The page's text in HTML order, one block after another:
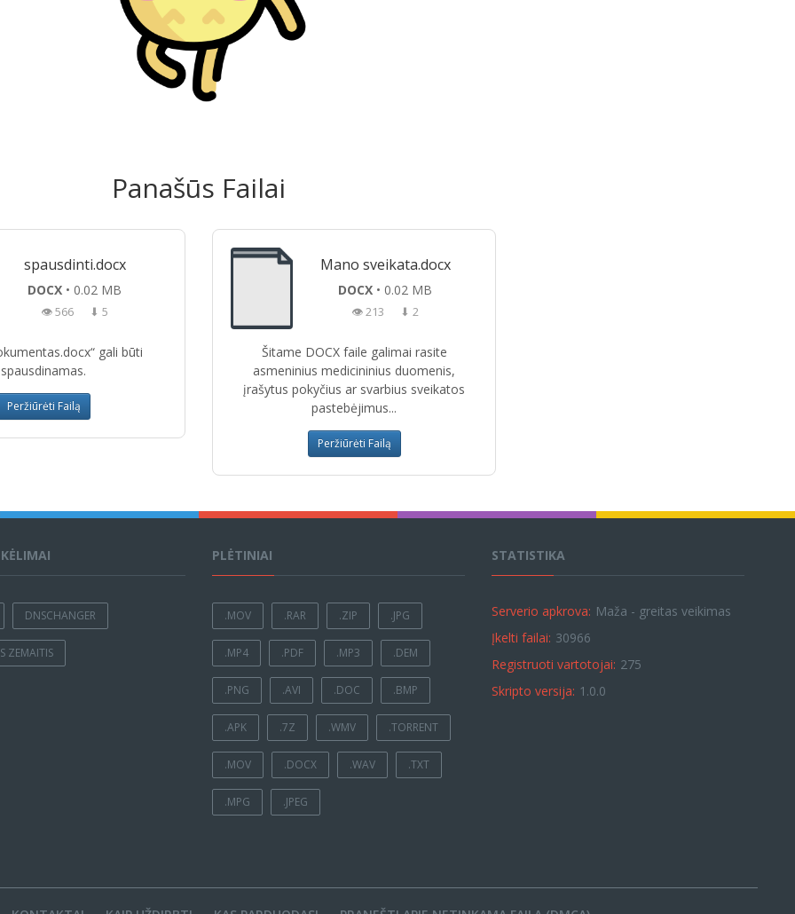
Panašūs Failai
spausdinti.docx
DOCX • 0.02 MB
👁 566 ⬇ 5
gali būti
spausdinamas.
Peržiūrėti Failą
Mano sveikata.docx
DOCX • 0.02 MB
👁 213 ⬇ 2
Šitame DOCX faile galimai rasite
asmeninius medicininius duomenis,
įrašytus pokyčius ar svarbius sveikatos
pastebėjimus...
Peržiūrėti Failą
DNSCHANGER
ZEMAITIS
PLĖTINIAI
.MOV .RAR .ZIP .JPG
.MP4 .PDF .MP3 .DEM
.PNG .AVI .DOC .BMP
.APK .7Z .WMV .TORRENT
.MOV .DOCX .WAV .TXT
.MPG .JPEG
STATISTIKA
Serverio apkrova: Maža - greitas veikimas
Įkelti failai: 30966
Registruoti vartotojai: 275
Skripto versija: 1.0.0